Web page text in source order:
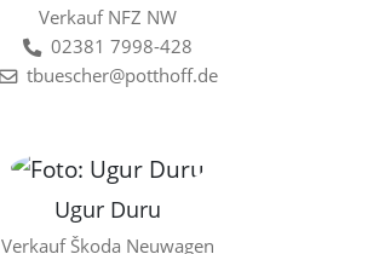
Verkauf NFZ NW
02381 7998-428
tbuescher@potthoff.de
Ugur Duru
Verkauf Škoda Neuwagen